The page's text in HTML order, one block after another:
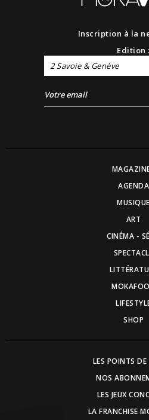
Inscription à la
Edition :
2 Savoie & Genève
AGENDA
MUSIQUE
ART
CINÉMA -
SHOP
LES POINTS DE
NOS
LES JEUX
LA FRANCHISE